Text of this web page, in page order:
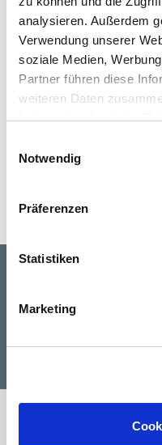
analysieren. Außerdem
Verwendung unserer
soziale Medien,
Partner führen diese
weiteren Daten
haben oder die sie im
Notwendig
Präferenzen
Statistiken
Marketing
Produktions- und
Angebotstyp
Veranstaltungen
Tags